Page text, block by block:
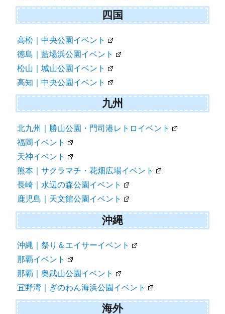
四国
高松｜中央公園イベント
徳島｜藍場浜公園イベント
松山｜城山公園イベント
高知｜中央公園イベント
九州
北九州｜勝山公園・門司港レトロイベント
福岡イベント
天神イベント
熊本｜サクラマチ・花畑広場イベント
長崎｜水辺の森公園イベント
鹿児島｜天文館公園イベント
沖縄
沖縄｜祭り＆エイサーイベント
那覇イベント
那覇｜奥武山公園イベント
宜野湾｜ぎのわん海浜公園イベント
海外